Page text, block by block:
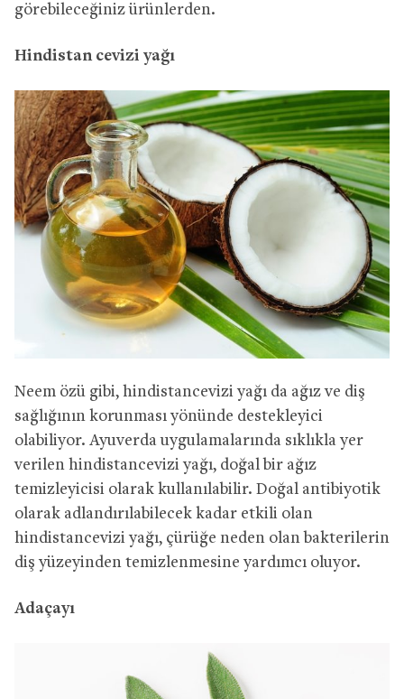
görebileceğiniz ürünlerden.
Hindistan cevizi yağı
Neem özü gibi, hindistancevizi yağı da ağız ve diş
sağlığının korunması yönünde destekleyici
olabiliyor. Ayuverda uygulamalarında sıklıkla yer
verilen hindistancevizi yağı, doğal bir ağız
temizleyicisi olarak kullanılabilir. Doğal antibiyotik
olarak adlandırılabilecek kadar etkili olan
hindistancevizi yağı, çürüğe neden olan bakterilerin
diş yüzeyinden temizlenmesine yardımcı oluyor.
Adaçayı